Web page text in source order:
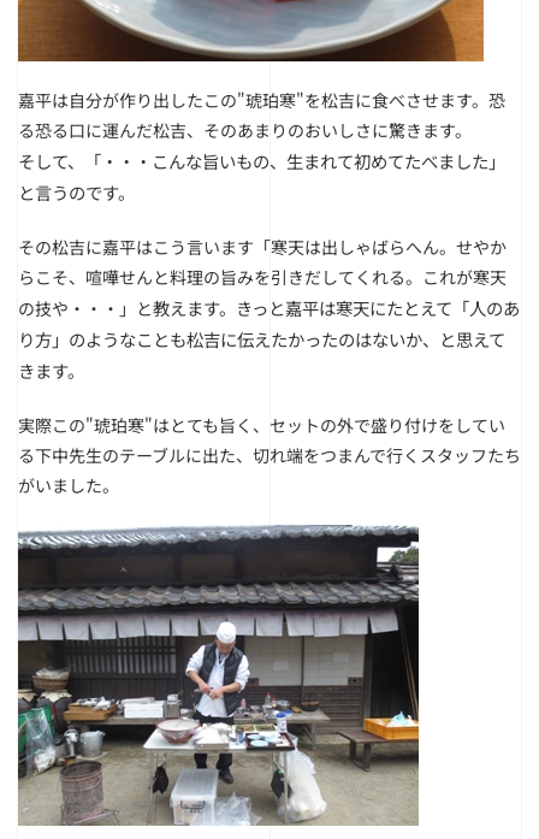
嘉平は自分が作り出したこの"琥珀寒"を松吉に食べさせます。恐
る恐る口に運んだ松吉、そのあまりのおいしさに驚きます。
そして、「・・・こんな旨いもの、生まれて初めてたべました」
と言うのです。
その松吉に嘉平はこう言います「寒天は出しゃばらへん。せやか
らこそ、喧嘩せんと料理の旨みを引きだしてくれる。これが寒天
の技や・・・」と教えます。きっと嘉平は寒天にたとえて「人のあ
り方」のようなことも松吉に伝えたかったのはないか、と思えて
きます。
実際この"琥珀寒"はとても旨く、セットの外で盛り付けをしてい
る下中先生のテーブルに出た、切れ端をつまんで行くスタッフたち
がいました。